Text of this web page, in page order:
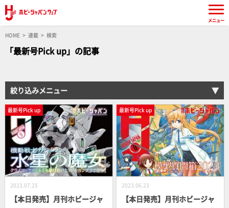
HOME 連載 検索
「最新号Pick up」の記事
絞り込みメニュー
最新号Pick up
2023.07.25
【本日発売】月刊ホビージャ
最新号Pick up
2023.06.23
【本日発売】月刊ホビージャ
メニュー